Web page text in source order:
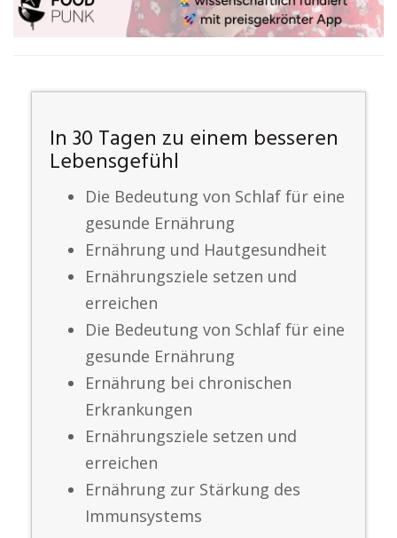
In 30 Tagen zu einem besseren
Lebensgefühl
Die Bedeutung von Schlaf für eine
gesunde Ernährung
Ernährung und Hautgesundheit
Ernährungsziele setzen und
erreichen
Die Bedeutung von Schlaf für eine
gesunde Ernährung
Ernährung bei chronischen
Erkrankungen
Ernährungsziele setzen und
erreichen
Ernährung zur Stärkung des
Immunsystems